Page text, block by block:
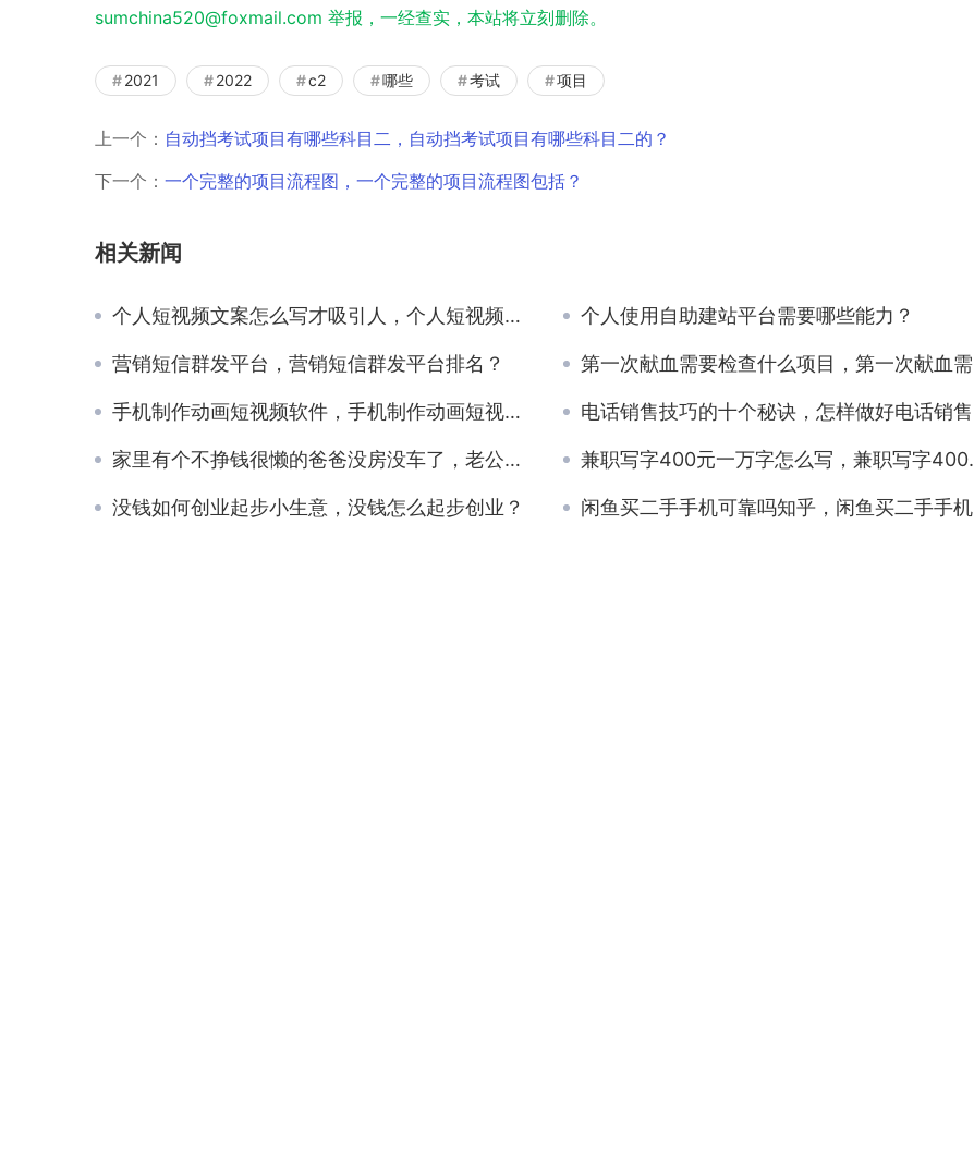
sumchina520@foxmail.com 举报，一经查实，本站将立刻删除。
2021 2022 c2 哪些 考试 项目
上一个： 自动挡考试项目有哪些科目二，自动挡考试项目有哪些科目二的？
下一个： 一个完整的项目流程图，一个完整的项目流程图包括？
相关新闻
个人短视频文案怎么写才吸引人，个人短视频文案怎么写好？ 个人使用自助建站平台需要哪些能力？
营销短信群发平台，营销短信群发平台排名？ 第一次献血需要检查什么项目，第一次献血需要检查什么项目,免费的吗？
手机制作动画短视频软件，手机制作动画短视频教程？ 电话销售技巧的十个秘诀，怎样做好电话销售的技巧？
家里有个不挣钱很懒的爸爸没房没车了，老公家父母又懒又没钱？ 兼职写字400元一万字怎么写，兼职写字400元一万字怎么写的？
没钱如何创业起步小生意，没钱怎么起步创业？ 闲鱼买二手手机可靠吗知乎，闲鱼买二手手机可靠吗安全吗